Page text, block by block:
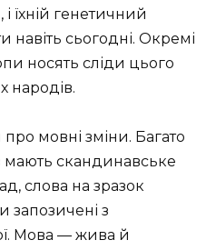
їхній генетичний
навіть сьогодні. Окремі
носять сліди цього
народів.
мовні зміни. Багато
мають скандинавське
слова на зразок
запозичені з
Мова — жива й